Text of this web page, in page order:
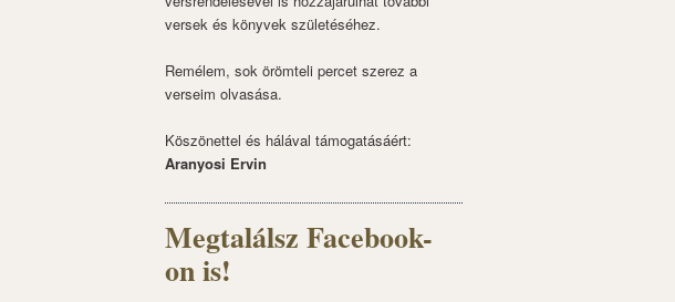
versek és könyvek születéséhez.
Remélem, sok örömteli percet szerez a
verseim olvasása.
Köszönettel és hálával támogatásáért:
Aranyosi Ervin
Megtalálsz Facebook-
on is!